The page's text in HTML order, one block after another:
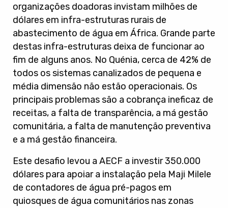
organizações doadoras invistam milhões de
dólares em infra-estruturas rurais de
abastecimento de água em África. Grande parte
destas infra-estruturas deixa de funcionar ao
fim de alguns anos. No Quénia, cerca de 42% de
todos os sistemas canalizados de pequena e
média dimensão não estão operacionais. Os
principais problemas são a cobrança ineficaz de
receitas, a falta de transparência, a má gestão
comunitária, a falta de manutenção preventiva
e a má gestão financeira.
Este desafio levou a AECF a investir 350.000
dólares para apoiar a instalação pela Maji Milele
de contadores de água pré-pagos em
quiosques de água comunitários nas zonas